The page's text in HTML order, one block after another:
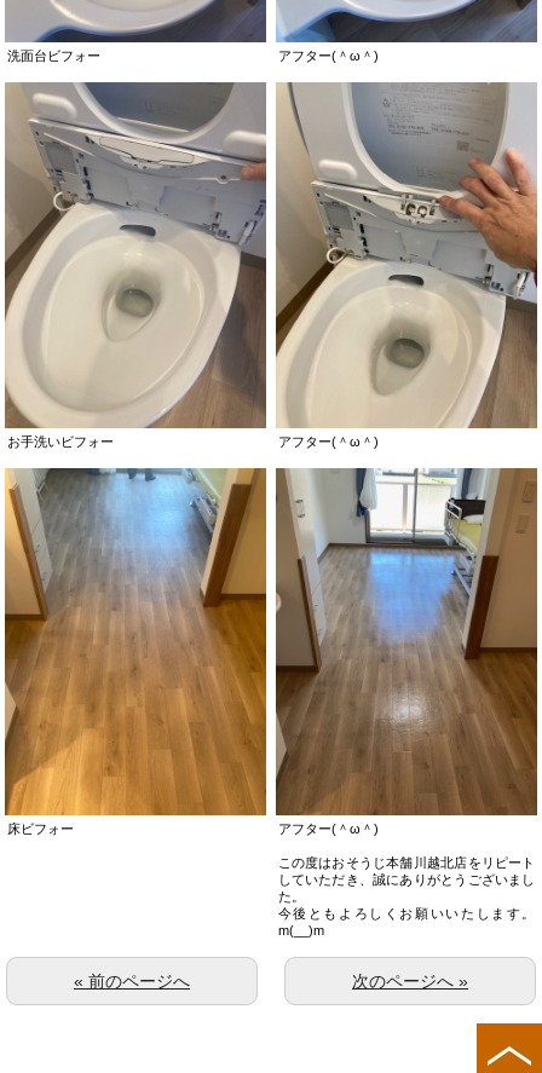
洗面台ビフォー アフター(＾ω＾)
お手洗いビフォー アフター(＾ω＾)
床ビフォー アフター(＾ω＾)
この度はおそうじ本舗川越北店をリピート
していただき、誠にありがとうございまし
た。
今後ともよろしくお願いいたします。
m(__)m
次のページへ »
« 前のページへ